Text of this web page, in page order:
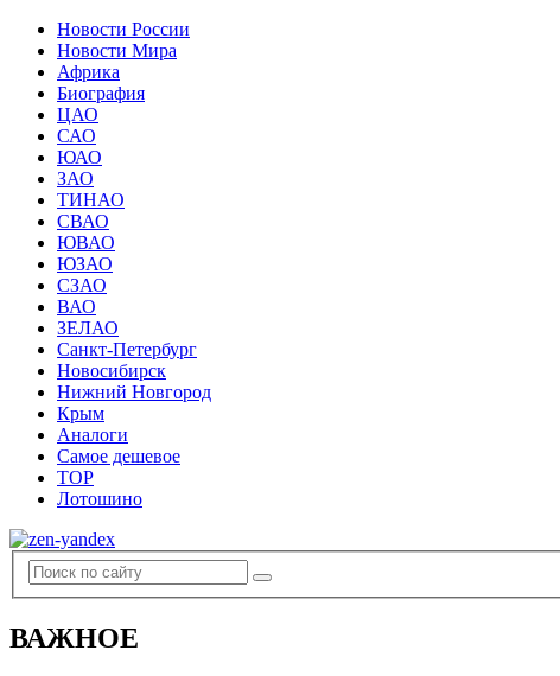
Новости России
Новости Мира
Африка
Биография
ЦАО
САО
ЮАО
ЗАО
ТИНАО
СВАО
ЮВАО
ЮЗАО
СЗАО
ВАО
ЗЕЛАО
Санкт-Петербург
Новосибирск
Нижний Новгород
Крым
Аналоги
Самое дешевое
TOP
Лотошино
ВАЖНОЕ